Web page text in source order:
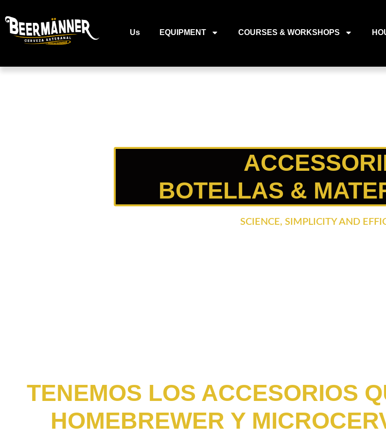
Us EQUIPMENT COURSES & WORKSHOPS
BOTELLAS &
SCIENCE, SIMPLICITY AND
TENEMOS LOS ACCESORIOS
HOMEBREWER Y